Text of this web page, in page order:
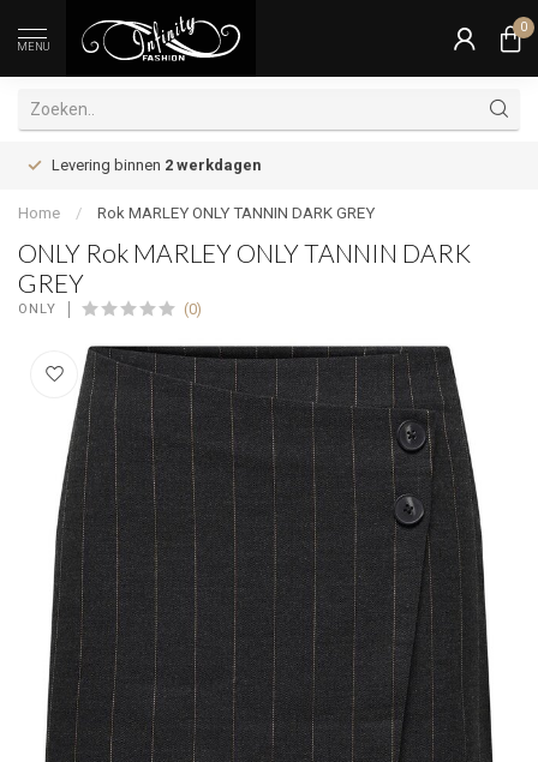
MENU
0
Levering binnen 2 werkdagen
Home / Rok MARLEY ONLY TANNIN DARK GREY
ONLY Rok MARLEY ONLY TANNIN DARK
GREY
ONLY (0)